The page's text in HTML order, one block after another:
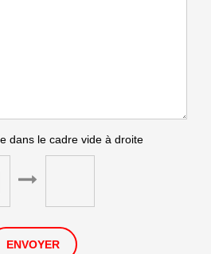
dans le cadre vide à droite
ENVOYER